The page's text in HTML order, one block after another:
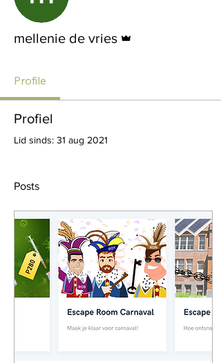
mellenie de vries
Profile
Profiel
Lid sinds: 31 aug 2021
Posts